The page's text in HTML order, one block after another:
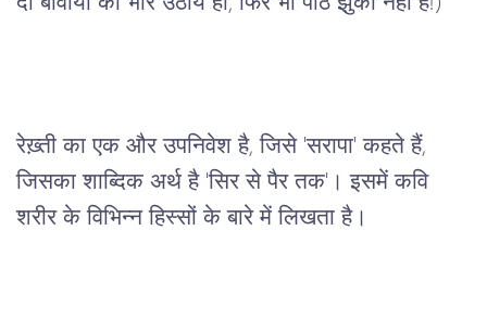
रेख़्ती का एक और उपनिवेश है, जिसे 'सरापा' कहते हैं,
जिसका शाब्दिक अर्थ है 'सिर से पैर तक' । इसमें कवि
शरीर के विभिन्न हिस्सों के बारे में लिखता है।